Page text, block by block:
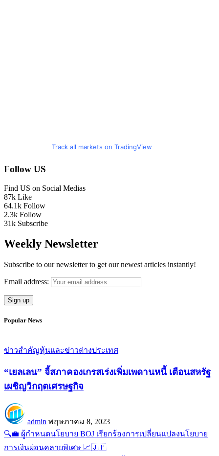
Track all markets on TradingView
Follow US
Find US on Social Medias
87k Like
64.1k Follow
2.3k Follow
31k Subscribe
Weekly Newsletter
Subscribe to our newsletter to get our newest articles instantly!
Email address:
Popular News
ข่าวสำคัญหุ้นและข่าวต่างประเทศ
“เยลเลน” จี้สภาคองเกรสเร่งเพิ่มเพดานหนี้ เตือนสหรัฐ
เผชิญวิกฤตเศรษฐกิจ
admin พฤษภาคม 8, 2023
🔍💼 ผู้กำหนดนโยบาย BOJ เรียกร้องการเปลี่ยนแปลงนโยบาย
การเงินผ่อนคลายพิเศษ 📈🇯🇵